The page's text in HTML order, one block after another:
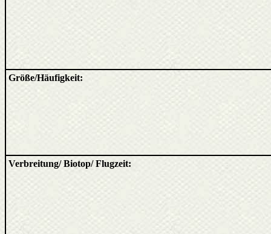
Größe/Häufigkeit:
Verbreitung/ Biotop/ Flugzeit: